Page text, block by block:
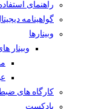
راهنمای
گواهینامه
وبینار‌ها
وبینار
کارگاه های
پادکست